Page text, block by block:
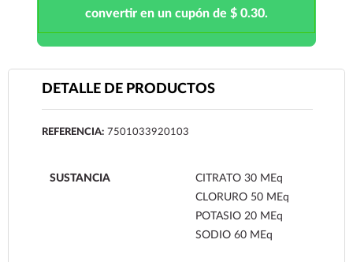
convertir en un cupón de $ 0.30.
DETALLE DE PRODUCTOS
REFERENCIA: 7501033920103
SUSTANCIA
CITRATO 30 MEq
CLORURO 50 MEq
POTASIO 20 MEq
SODIO 60 MEq